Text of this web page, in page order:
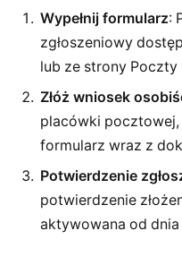
Wypełnij formularz:
zgłoszeniowy
lub ze strony Poczty
Złóż wniosek
placówki pocztowej,
formularz wraz z
Potwierdzenie
potwierdzenie
aktywowana od